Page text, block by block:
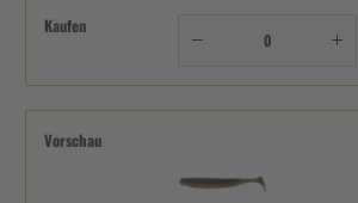
Kaufen
Vorschau